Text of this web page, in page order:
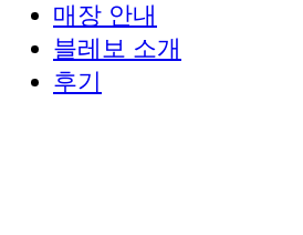
매장 안내
블레보 소개
후기